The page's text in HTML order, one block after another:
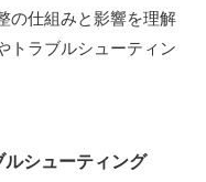
の仕組みと影響を理解
トラブルシューティン
シューティング